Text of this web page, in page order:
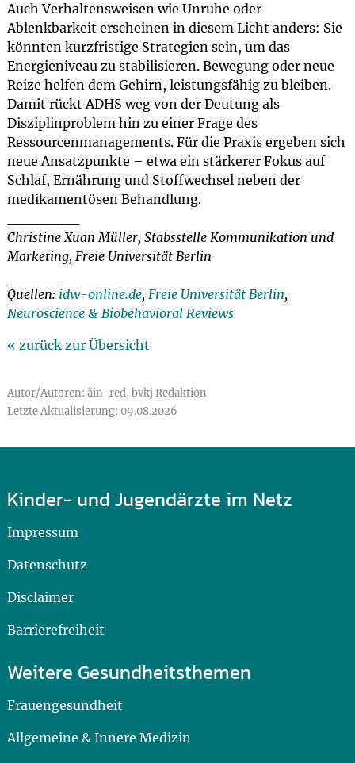
Auch Verhaltensweisen wie Unruhe oder
Ablenkbarkeit erscheinen in diesem Licht anders: Sie
könnten kurzfristige Strategien sein, um das
Energieniveau zu stabilisieren. Bewegung oder neue
Reize helfen dem Gehirn, leistungsfähig zu bleiben.
Damit rückt ADHS weg von der Deutung als
Disziplinproblem hin zu einer Frage des
Ressourcenmanagements. Für die Praxis ergeben sich
neue Ansatzpunkte – etwa ein stärkerer Fokus auf
Schlaf, Ernährung und Stoffwechsel neben der
medikamentösen Behandlung.
Christine Xuan Müller, Stabsstelle Kommunikation und
Marketing, Freie Universität Berlin
Quellen: idw-online.de, Freie Universität Berlin,
Neuroscience & Biobehavioral Reviews
« zurück zur Übersicht
Autor/Autoren: äin-red, bvkj Redaktion
Letzte Aktualisierung: 09.08.2026
Kinder- und Jugendärzte im Netz
Impressum
Datenschutz
Disclaimer
Barrierefreiheit
Weitere Gesundheitsthemen
Frauengesundheit
Allgemeine & Innere Medizin